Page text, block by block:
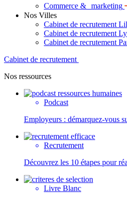
Commerce & marketing
Nos Villes
Cabinet de recrutement
Cabinet de recrutement
Cabinet de recrutement
Cabinet de recrutement
Nos ressources
Podcast
Employeurs : démarquez-vous
Recrutement
Découvrez les 10 étapes pour
Livre Blanc